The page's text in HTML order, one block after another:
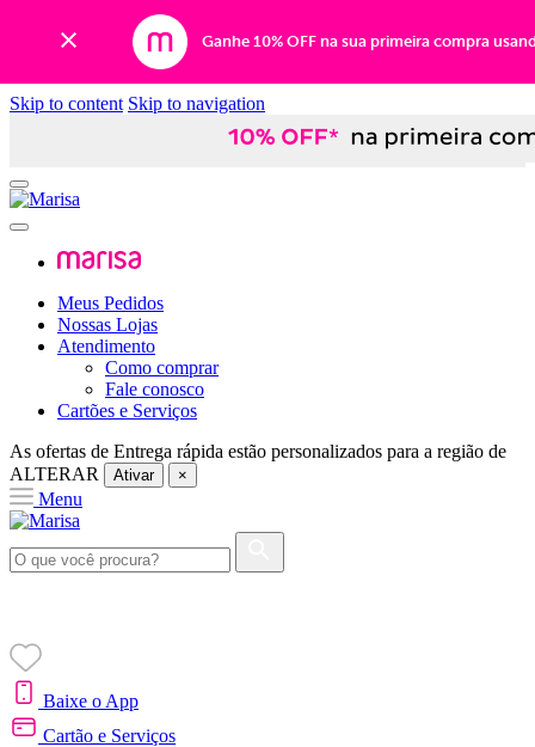
Ganhe 10% OFF na sua primeira compra
Skip to content Skip to navigation
Meus Pedidos
Nossas Lojas
Atendimento
Como comprar
Fale conosco
Cartões e Serviços
As ofertas de Entrega rápida estão personalizados para a região de
ALTERAR
Ativar ×
Menu
Baixe o App
Cartão e Serviços